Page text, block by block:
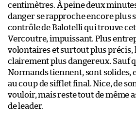
centimètres. À peine deux
danger se rapproche encore plus
contrôle de Balotelli qui trouve
Vercoutre, impuissant. Plus
volontaires et surtout plus précis,
clairement plus dangereux. Sauf
Normands tiennent, sont solides,
au coup de sifflet final. Nice, de
vouloir, mais reste tout de même
de leader.